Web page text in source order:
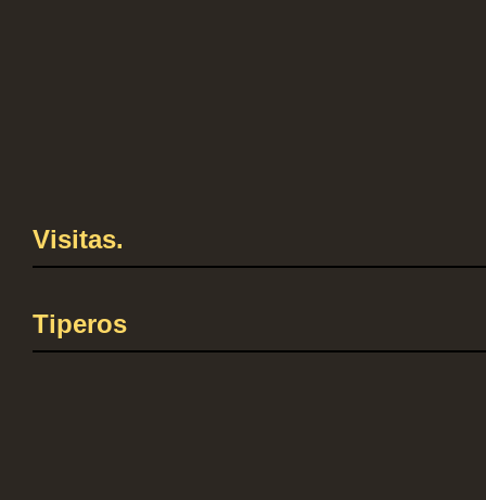
Visitas.
Tiperos